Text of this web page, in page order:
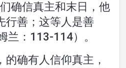
确信真主和末日，他
行善；这等人是善
兰：113-114）。
确有人信仰真主，